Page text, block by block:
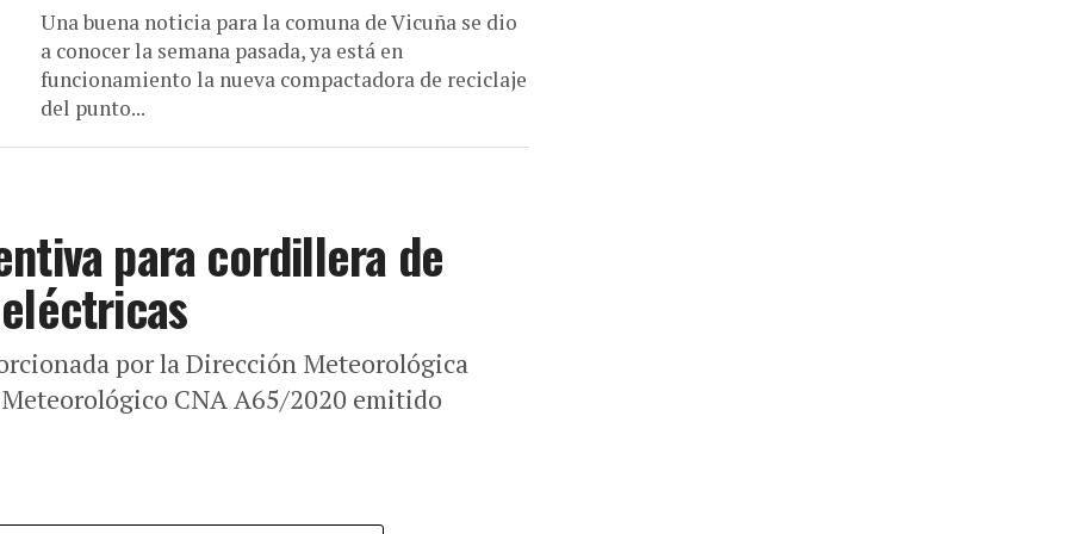
Una buena noticia para la comuna de Vicuña se dio
a conocer la semana pasada, ya está en
funcionamiento la nueva compactadora de reciclaje
del punto...
para cordillera de
por la Dirección Meteorológica
CNA A65/2020 emitido